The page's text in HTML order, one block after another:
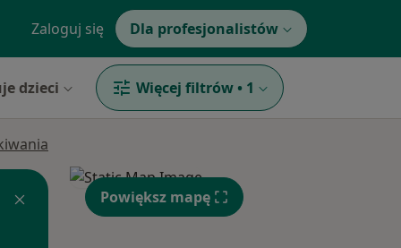
Zaloguj się Dla profesjonalistów
dzieci Więcej filtrów • 1
Powiększ mapę